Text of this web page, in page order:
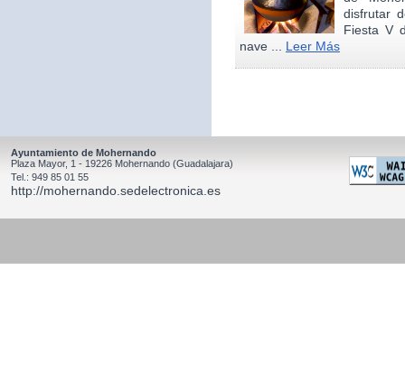
disfrutar
Fiesta V
nave ... Leer Más
Ayuntamiento de Mohernando
Plaza Mayor, 1 - 19226 Mohernando (Guadalajara)
Tel.: 949 85 01 55
http://mohernando.sedelectronica.es